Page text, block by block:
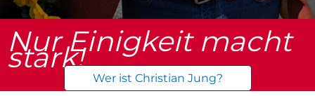
Nur Einigkeit macht
stark!
Wer ist Christian Jung?